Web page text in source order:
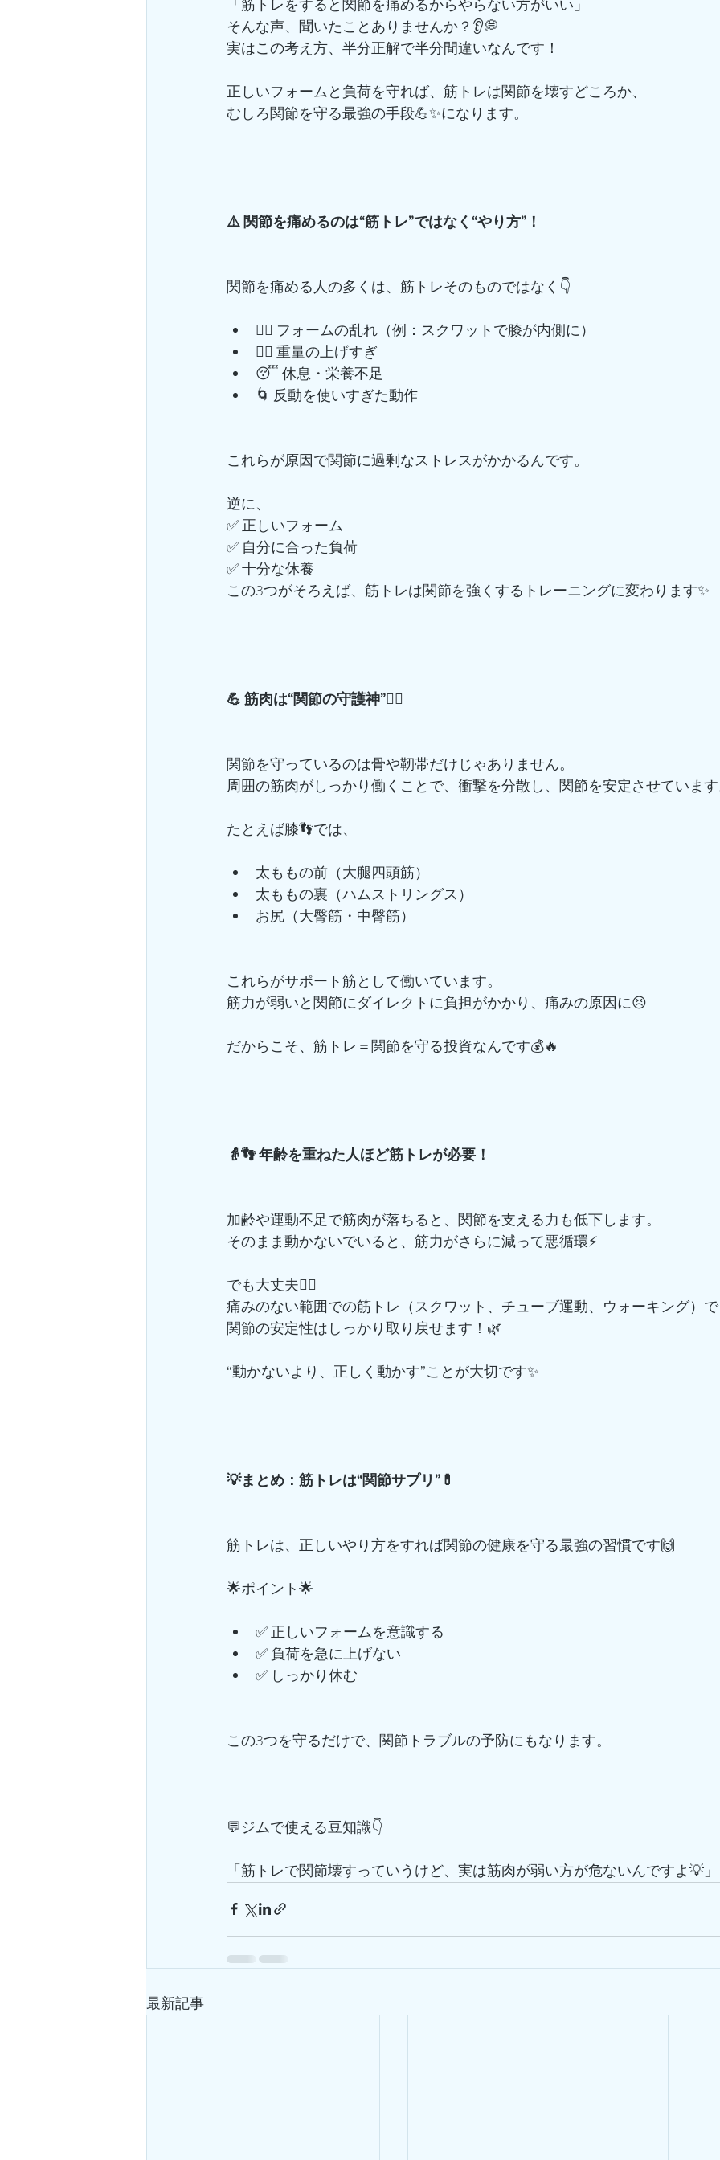
「筋トレをすると関節を痛めるからやらない方がいい」
そんな声、聞いたことありませんか？👂💭
実はこの考え方、半分正解で半分間違いなんです！
正しいフォームと負荷を守れば、筋トレは関節を壊すどころか、
むしろ関節を守る最強の手段💪✨になります。
⚠️ 関節を痛めるのは“筋トレ”ではなく“やり方”！
関節を痛める人の多くは、筋トレそのものではなく👇
🙅‍♀️ フォームの乱れ（例：スクワットで膝が内側に）
🏋️‍♀️ 重量の上げすぎ
😴 休息・栄養不足
🌀 反動を使いすぎた動作
これらが原因で関節に過剰なストレスがかかるんです。
逆に、
✅ 正しいフォーム
✅ 自分に合った負荷
✅ 十分な休養
この3つがそろえば、筋トレは関節を強くするトレーニングに変わります✨
💪 筋肉は“関節の守護神”🦸‍♂️
関節を守っているのは骨や靭帯だけじゃありません。
周囲の筋肉がしっかり働くことで、衝撃を分散し、関節を安定させていま
たとえば膝👣では、
太ももの前（大腿四頭筋）
太ももの裏（ハムストリングス）
お尻（大臀筋・中臀筋）
これらがサポート筋として働いています。
筋力が弱いと関節にダイレクトに負担がかかり、痛みの原因に😣
だからこそ、筋トレ＝関節を守る投資なんです💰🔥
👵👣 年齢を重ねた人ほど筋トレが必要！
加齢や運動不足で筋肉が落ちると、関節を支える力も低下します。
そのまま動かないでいると、筋力がさらに減って悪循環⚡️
でも大丈夫🙆‍♀️
痛みのない範囲での筋トレ（スクワット、チューブ運動、ウォーキング）
関節の安定性はしっかり取り戻せます！🌿
“動かないより、正しく動かす”ことが大切です✨
💡まとめ：筋トレは“関節サプリ”💊
筋トレは、正しいやり方をすれば関節の健康を守る最強の習慣です🙌
🌟ポイント🌟
✅ 正しいフォームを意識する
✅ 負荷を急に上げない
✅ しっかり休む
この3つを守るだけで、関節トラブルの予防にもなります。
💬ジムで使える豆知識👇
「筋トレで関節壊すっていうけど、実は筋肉が弱い方が危ないんですよ💡」
最新記事